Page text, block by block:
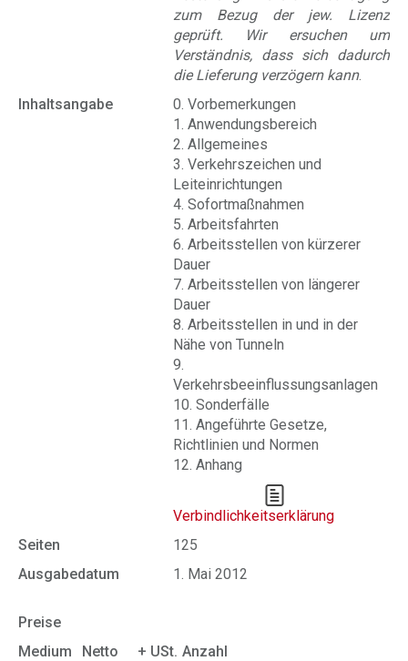
zum Bezug der jew. Lizenz
geprüft. Wir ersuchen um
Verständnis, dass sich dadurch
die Lieferung verzögern kann.
Inhaltsangabe
0. Vorbemerkungen
1. Anwendungsbereich
2. Allgemeines
3. Verkehrszeichen und
Leiteinrichtungen
4. Sofortmaßnahmen
5. Arbeitsfahrten
6. Arbeitsstellen von kürzerer
Dauer
7. Arbeitsstellen von längerer
Dauer
8. Arbeitsstellen in und in der
Nähe von Tunneln
9.
Verkehrsbeeinflussungsanlagen
10. Sonderfälle
11. Angeführte Gesetze,
Richtlinien und Normen
12. Anhang
Verbindlichkeitserklärung
Seiten
125
Ausgabedatum
1. Mai 2012
Preise
Medium
Netto + USt. Anzahl